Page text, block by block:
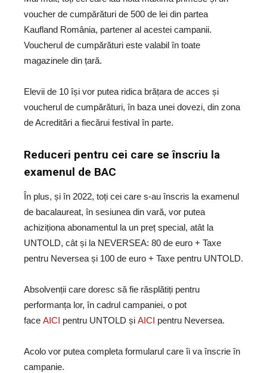
voucher de cumpărături de 500 de lei din partea
Kaufland România, partener al acestei campanii.
Voucherul de cumpărături este valabil în toate
magazinele din țară.
Elevii de 10 își vor putea ridica brățara de acces și
voucherul de cumpărături, în baza unei dovezi, din zona
de Acreditări a fiecărui festival în parte.
Reduceri pentru cei care se înscriu la
examenul de BAC
În plus, și în 2022, toți cei care s-au înscris la examenul
de bacalaureat, în sesiunea din vară, vor putea
achiziționa abonamentul la un preț special, atât la
UNTOLD, cât și la NEVERSEA: 80 de euro + Taxe
pentru Neversea și 100 de euro + Taxe pentru UNTOLD.
Absolvenții care doresc să fie răsplătiți pentru
performanța lor, în cadrul campaniei, o pot
face AICI pentru UNTOLD și AICI pentru Neversea.
Acolo vor putea completa formularul care îi va înscrie în
campanie.